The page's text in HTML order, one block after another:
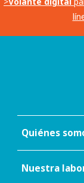
Quiénes
Nuestra